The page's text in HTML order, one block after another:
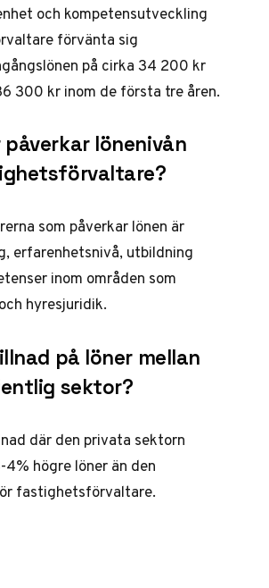
och kompetensutveckling
förvänta sig
på cirka 34 200 kr
300 kr inom de första tre åren.
lönenivån
som påverkar lönen är
erfarenhetsnivå, utbildning
inom områden som
hyresjuridik.
på löner mellan
sektor?
där den privata sektorn
högre löner än den
fastighetsförvaltare.